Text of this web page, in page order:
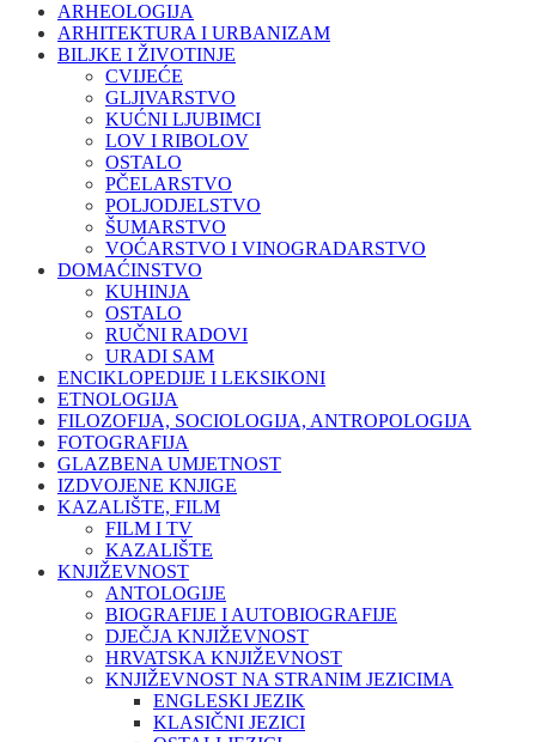
ARHEOLOGIJA
ARHITEKTURA I URBANIZAM
BILJKE I ŽIVOTINJE
CVIJEĆE
GLJIVARSTVO
KUĆNI LJUBIMCI
LOV I RIBOLOV
OSTALO
PČELARSTVO
POLJODJELSTVO
ŠUMARSTVO
VOĆARSTVO I VINOGRADARSTVO
DOMAĆINSTVO
KUHINJA
OSTALO
RUČNI RADOVI
URADI SAM
ENCIKLOPEDIJE I LEKSIKONI
ETNOLOGIJA
FILOZOFIJA, SOCIOLOGIJA, ANTROPOLOGIJA
FOTOGRAFIJA
GLAZBENA UMJETNOST
IZDVOJENE KNJIGE
KAZALIŠTE, FILM
FILM I TV
KAZALIŠTE
KNJIŽEVNOST
ANTOLOGIJE
BIOGRAFIJE I AUTOBIOGRAFIJE
DJEČJA KNJIŽEVNOST
HRVATSKA KNJIŽEVNOST
KNJIŽEVNOST NA STRANIM JEZICIMA
ENGLESKI JEZIK
KLASIČNI JEZICI